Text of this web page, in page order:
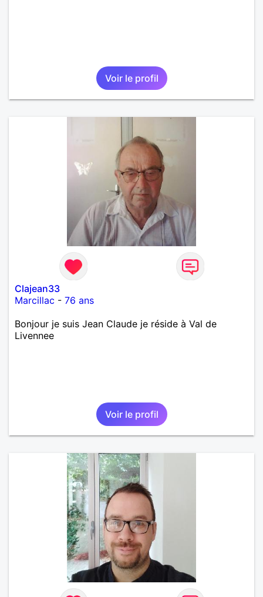
Voir le profil
Clajean33
Marcillac - 76 ans
Bonjour je suis Jean Claude je réside à Val de
Livennee
Voir le profil